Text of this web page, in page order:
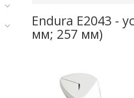
Endura E2043 -
мм; 257 мм)